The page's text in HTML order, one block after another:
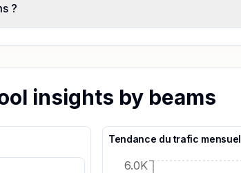
?
insights by beams
Tendance du trafic mensuel
6.0K